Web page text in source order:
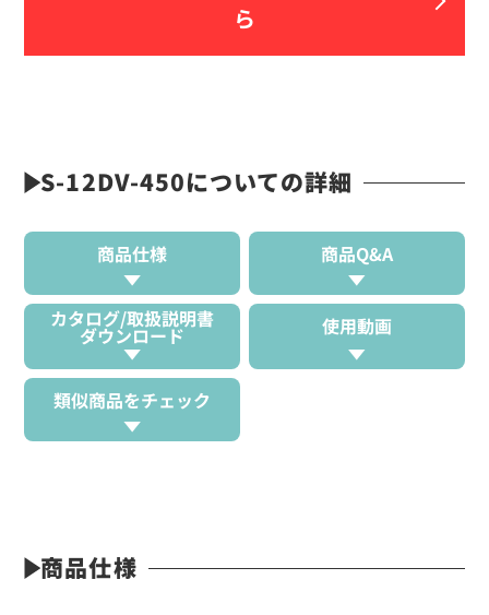
ら
S-12DV-450についての詳細
商品仕様 商品Q&A
カタログ/取扱説明書
ダウンロード 使用動画
類似商品をチェック
商品仕様